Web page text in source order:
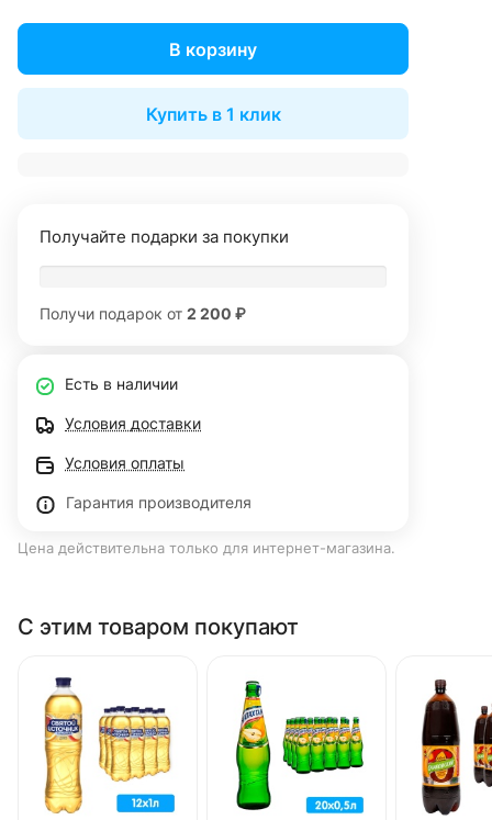
В корзину
Купить в 1 клик
Получайте подарки за покупки
Получи подарок от 2 200 ₽
Есть в наличии
Условия доставки
Условия оплаты
Гарантия производителя
Цена действительна только для интернет-магазина.
С этим товаром покупают